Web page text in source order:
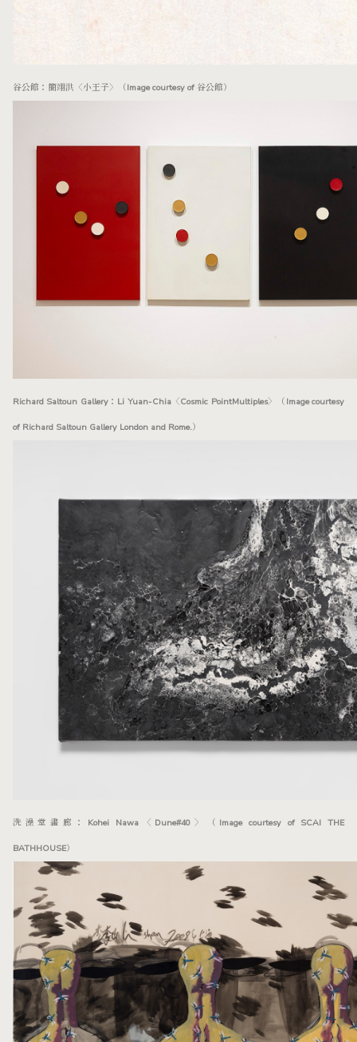
谷公館：簡翊洪〈小王子〉（Image courtesy of 谷公館）
Richard Saltoun Gallery：Li Yuan-Chia〈Cosmic PointMultiples〉（Image courtesy
of Richard Saltoun Gallery London and Rome.）
洗澡堂畫廊：Kohei Nawa〈Dune#40〉（Image courtesy of SCAI THE
BATHHOUSE）